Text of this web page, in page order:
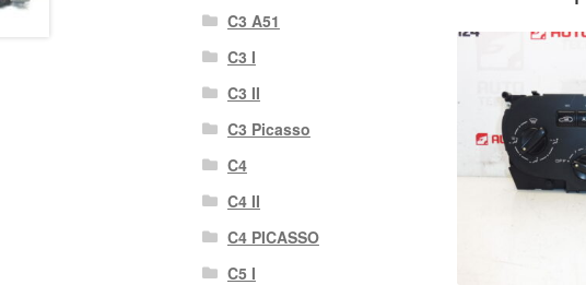
C3 A51
C3 I
C3 II
C3 Picasso
C4
C4 II
C4 PICASSO
C5 I